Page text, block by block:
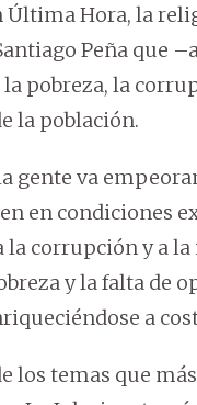
Última Hora, la
Peña que
pobreza, la
la población.
gente va
en condiciones
la corrupción y a
y la falta de
a
los temas que